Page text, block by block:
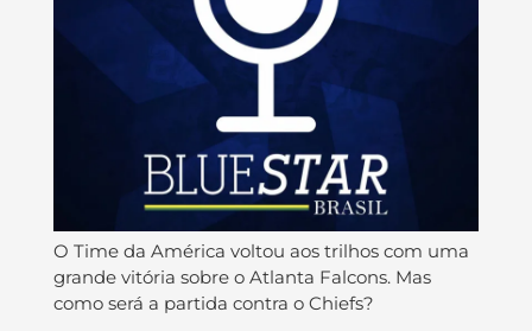
O Time da América voltou aos trilhos com uma
grande vitória sobre o Atlanta Falcons. Mas
como será a partida contra o Chiefs?